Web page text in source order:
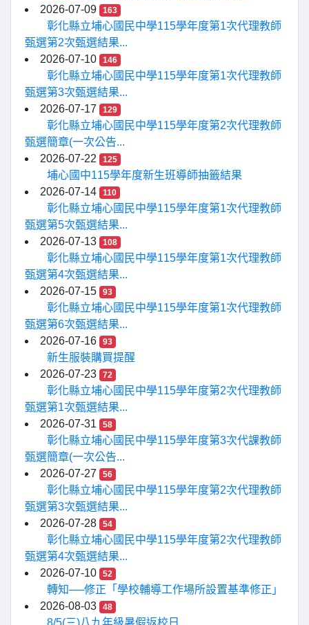
2026-07-09
163
彰化縣立埔心國民中學115學年度第1次代理教師
甄選第2次甄選結果...
2026-07-10
146
彰化縣立埔心國民中學115學年度第1次代理教師
甄選第3次甄選結果...
2026-07-17
129
彰化縣立埔心國民中學115學年度第2次代理教師
甄選簡章(一次公告...
2026-07-22
125
埔心國中115學年度新生班導師抽籤結果
2026-07-14
110
彰化縣立埔心國民中學115學年度第1次代理教師
甄選第5次甄選結果...
2026-07-13
108
彰化縣立埔心國民中學115學年度第1次代理教師
甄選第4次甄選結果...
2026-07-15
93
彰化縣立埔心國民中學115學年度第1次代理教師
甄選第6次甄選結果...
2026-07-16
93
新生服裝購買提醒
2026-07-23
72
彰化縣立埔心國民中學115學年度第2次代理教師
甄選第1次甄選結果...
2026-07-31
58
彰化縣立埔心國民中學115學年度第3次代課教師
甄選簡章(一次公告...
2026-07-27
56
彰化縣立埔心國民中學115學年度第2次代理教師
甄選第3次甄選結果...
2026-07-28
54
彰化縣立埔心國民中學115學年度第2次代理教師
甄選第4次甄選結果...
2026-07-10
52
轉知──修正「學校輔導工作場所設置基準修正」
2026-08-03
48
8/5(三)八九年級暑假返校日